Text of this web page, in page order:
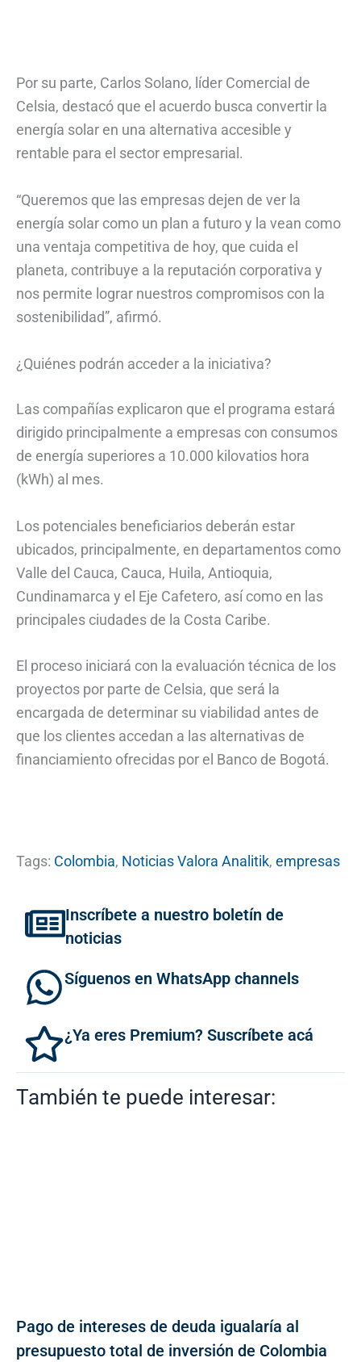
Por su parte, Carlos Solano, líder Comercial de
Celsia, destacó que el acuerdo busca convertir la
energía solar en una alternativa accesible y
rentable para el sector empresarial.
“Queremos que las empresas dejen de ver la
energía solar como un plan a futuro y la vean como
una ventaja competitiva de hoy, que cuida el
planeta, contribuye a la reputación corporativa y
nos permite lograr nuestros compromisos con la
sostenibilidad”, afirmó.
¿Quiénes podrán acceder a la iniciativa?
Las compañías explicaron que el programa estará
dirigido principalmente a empresas con consumos
de energía superiores a 10.000 kilovatios hora
(kWh) al mes.
Los potenciales beneficiarios deberán estar
ubicados, principalmente, en departamentos como
Valle del Cauca, Cauca, Huila, Antioquia,
Cundinamarca y el Eje Cafetero, así como en las
principales ciudades de la Costa Caribe.
El proceso iniciará con la evaluación técnica de los
proyectos por parte de Celsia, que será la
encargada de determinar su viabilidad antes de
que los clientes accedan a las alternativas de
financiamiento ofrecidas por el Banco de Bogotá.
Tags: Colombia, Noticias Valora Analitik, empresas
Inscríbete a nuestro boletín de
noticias
Síguenos en WhatsApp channels
¿Ya eres Premium? Suscríbete acá
También te puede interesar:
Pago de intereses de deuda igualaría al
presupuesto total de inversión de Colombia